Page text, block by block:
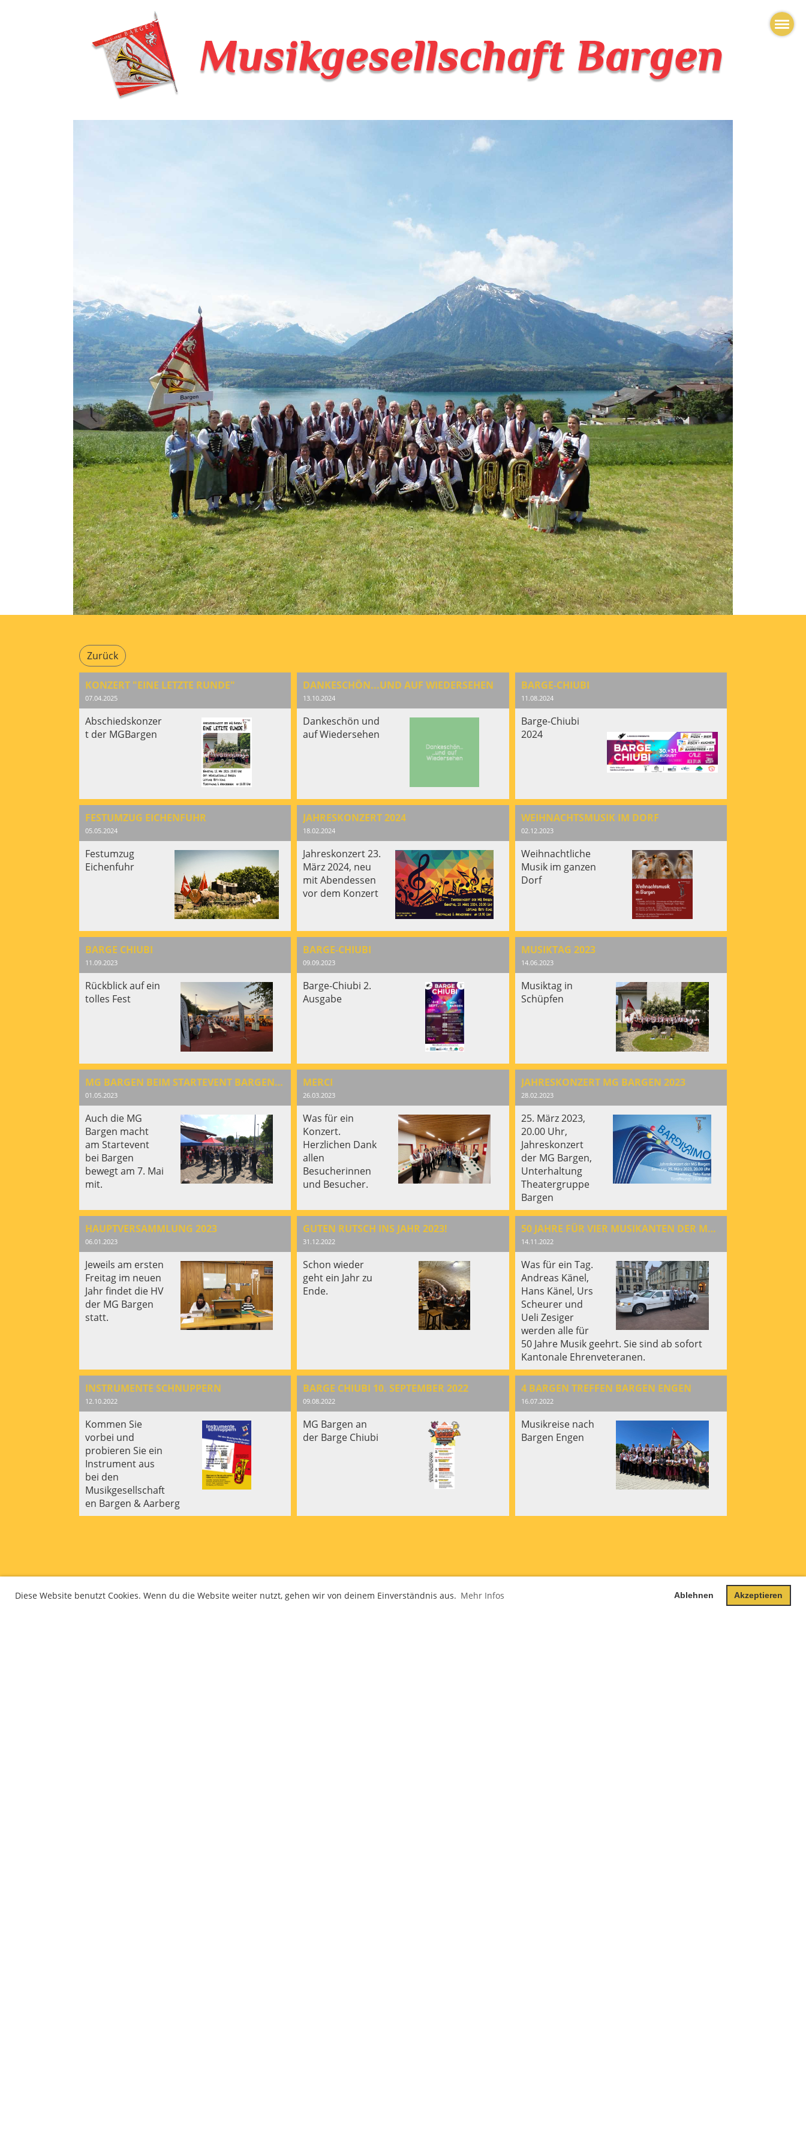
Diese Website benutzt Cookies. Wenn du die Website weiter nutzt, gehen wir von deinem Einverständnis aus. Mehr Infos Ablehnen Akzeptieren
Zurück
KONZERT "EINE LETZTE RUNDE"
07.04.2025
Abschiedskonzer
t der MGBargen
DANKESCHÖN...UND AUF WIEDERSEHEN
13.10.2024
Dankeschön und
auf Wiedersehen
BARGE-CHIUBI
11.08.2024
Barge-Chiubi
2024
FESTUMZUG EICHENFUHR
05.05.2024
Festumzug
Eichenfuhr
JAHRESKONZERT 2024
18.02.2024
Jahreskonzert 23.
März 2024, neu
mit Abendessen
vor dem Konzert
WEIHNACHTSMUSIK IM DORF
02.12.2023
Weihnachtliche
Musik im ganzen
Dorf
BARGE CHIUBI
11.09.2023
Rückblick auf ein
tolles Fest
BARGE-CHIUBI
09.09.2023
Barge-Chiubi 2.
Ausgabe
MUSIKTAG 2023
14.06.2023
Musiktag in
Schüpfen
MG BARGEN BEIM STARTEVENT BARGEN BEWEGT DABEI!
01.05.2023
Auch die MG
Bargen macht
am Startevent
bei Bargen
bewegt am 7. Mai
mit.
MERCI
26.03.2023
Was für ein
Konzert.
Herzlichen Dank
allen
Besucherinnen
und Besucher.
JAHRESKONZERT MG BARGEN 2023
28.02.2023
25. März 2023,
20.00 Uhr,
Jahreskonzert
der MG Bargen,
Unterhaltung
Theatergruppe
Bargen
HAUPTVERSAMMLUNG 2023
06.01.2023
Jeweils am ersten
Freitag im neuen
Jahr findet die HV
der MG Bargen
statt.
GUTEN RUTSCH INS JAHR 2023!
31.12.2022
Schon wieder
geht ein Jahr zu
Ende.
50 JAHRE FÜR VIER MUSIKANTEN DER MG BARGEN
14.11.2022
Was für ein Tag.
Andreas Känel,
Hans Känel, Urs
Scheurer und
Ueli Zesiger
werden alle für
50 Jahre Musik geehrt. Sie sind ab sofort
Kantonale Ehrenveteranen.
INSTRUMENTE SCHNUPPERN
12.10.2022
Kommen Sie
vorbei und
probieren Sie ein
Instrument aus
bei den
Musikgesellschaft
en Bargen & Aarberg
BARGE CHIUBI 10. SEPTEMBER 2022
09.08.2022
MG Bargen an
der Barge Chiubi
4 BARGEN TREFFEN BARGEN ENGEN
16.07.2022
Musikreise nach
Bargen Engen